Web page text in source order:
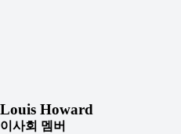
Louis Howard
이사회 멤버